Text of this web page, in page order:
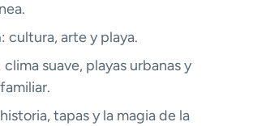
: cultura, arte y playa.
clima suave, playas urbanas y
tapas y la magia de la